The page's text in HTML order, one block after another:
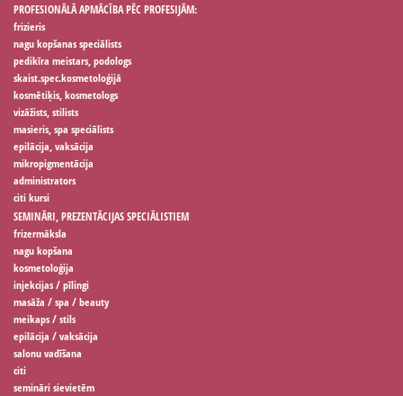
PROFESIONĀLĀ APMĀCĪBA PĒC PROFESIJĀM:
frizieris
nagu kopšanas speciālists
pedikīra meistars, podologs
skaist.spec.kosmetoloģijā
kosmētiķis, kosmetologs
vizāžists, stilists
masieris, spa speciālists
epilācija, vaksācija
mikropigmentācija
administrators
citi kursi
SEMINĀRI, PREZENTĀCIJAS SPECIĀLISTIEM
frizermāksla
nagu kopšana
kosmetoloģija
injekcijas / pīlingi
masāža / spa / beauty
meikaps / stils
epilācija / vaksācija
salonu vadīšana
citi
semināri sievietēm